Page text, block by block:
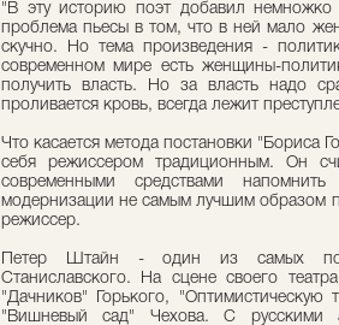
"В эту историю поэт добавил
проблема пьесы в том, что в ней мало
скучно. Но тема произведения -
современном мире есть женщины-
получить власть. Но за власть надо
проливается кровь, всегда лежит
Что касается метода постановки "Бориса
себя режиссером традиционным. Он
современными средствами
модернизации не самым лучшим образом
режиссер.
Петер Штайн - один из самых
Станиславского. На сцене своего
"Дачников" Горького,
"Вишневый сад" Чехова. С русскими